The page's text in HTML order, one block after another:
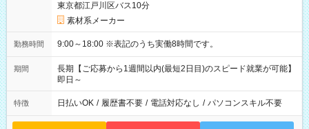
東京都江戸川区バス10分
素材系メーカー
勤務時間 9:00～18:00 ※表記のうち実働8時間です。
期間
長期【ご応募から1週間以内(最短2日目)のスピード就業が可能】
即日～
特徴 日払いOK / 履歴書不要 / 電話対応なし / パソコンスキル不要